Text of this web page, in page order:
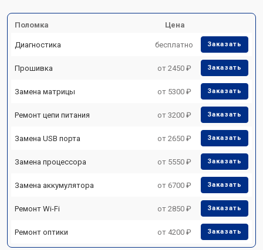
Поломка Цена
Диагностика бесплатно Заказать
Прошивка от 2450 ₽ Заказать
Замена матрицы от 5300 ₽ Заказать
Ремонт цепи питания от 3200 ₽ Заказать
Замена USB порта от 2650 ₽ Заказать
Замена процессора от 5550 ₽ Заказать
Замена аккумулятора от 6700 ₽ Заказать
Ремонт Wi-Fi от 2850 ₽ Заказать
Ремонт оптики от 4200 ₽ Заказать